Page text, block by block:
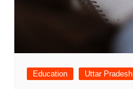
Education Uttar Pradesh